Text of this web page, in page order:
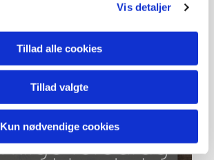
Vis detaljer
Tillad alle cookies
Tillad valgte
Kun nødvendige cookies